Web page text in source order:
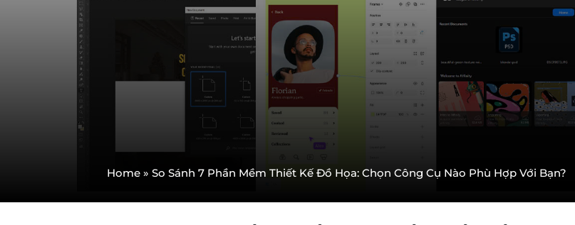
Home » So Sánh 7 Phần Mềm Thiết Kế Đồ Họa: Chọn Công Cụ Nào Phù Hợp Với Bạn?